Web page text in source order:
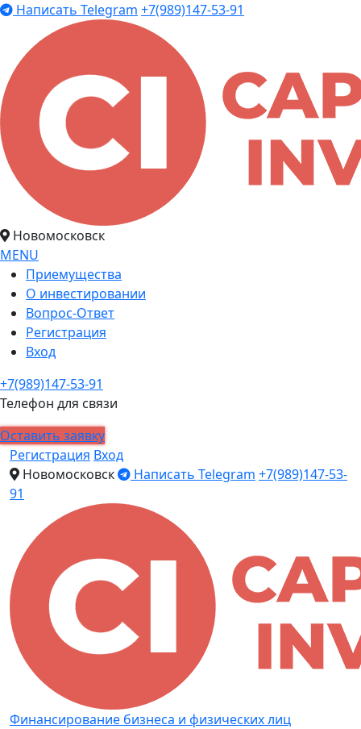
Написать Telegram +7(989)147-53-91
Новомосковск
MENU
Приемущества
О инвестировании
Вопрос-Ответ
Регистрация
Вход
+7(989)147-53-91
Телефон для связи
Оставить заявку
Регистрация Вход
Новомосковск
Написать Telegram +7(989)147-53-
91
Финансирование бизнеса и физических лиц